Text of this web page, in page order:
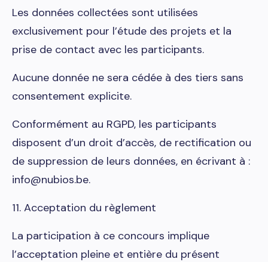
Les données collectées sont utilisées
exclusivement pour l’étude des projets et la
prise de contact avec les participants.
Aucune donnée ne sera cédée à des tiers sans
consentement explicite.
Conformément au RGPD, les participants
disposent d’un droit d’accès, de rectification ou
de suppression de leurs données, en écrivant à :
info@nubios.be.
11. Acceptation du règlement
La participation à ce concours implique
l’acceptation pleine et entière du présent